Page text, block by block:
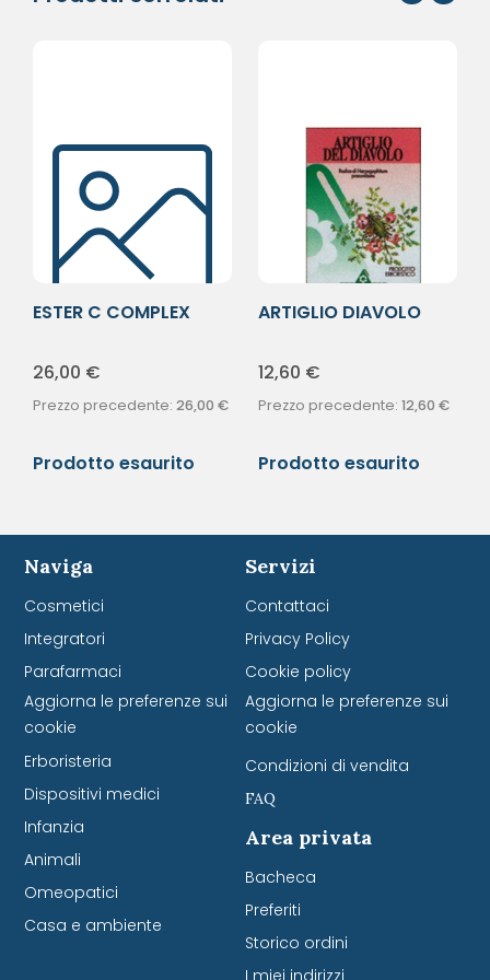
ESTER C COMPLEX
26,00 €
Prezzo precedente: 26,00 €
Prodotto esaurito
ARTIGLIO DIAVOLO
12,60 €
Prezzo precedente: 12,60 €
Prodotto esaurito
Naviga
Cosmetici
Integratori
Parafarmaci
Aggiorna le preferenze sui
cookie
Erboristeria
Dispositivi medici
Infanzia
Animali
Omeopatici
Casa e ambiente
Servizi
Contattaci
Privacy Policy
Cookie policy
Aggiorna le preferenze sui
cookie
Condizioni di vendita
FAQ
Area privata
Bacheca
Preferiti
Storico ordini